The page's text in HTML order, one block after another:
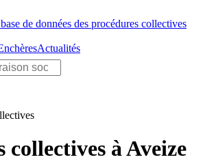
de données des procédures collectives
Actualités
collectives à Aveize